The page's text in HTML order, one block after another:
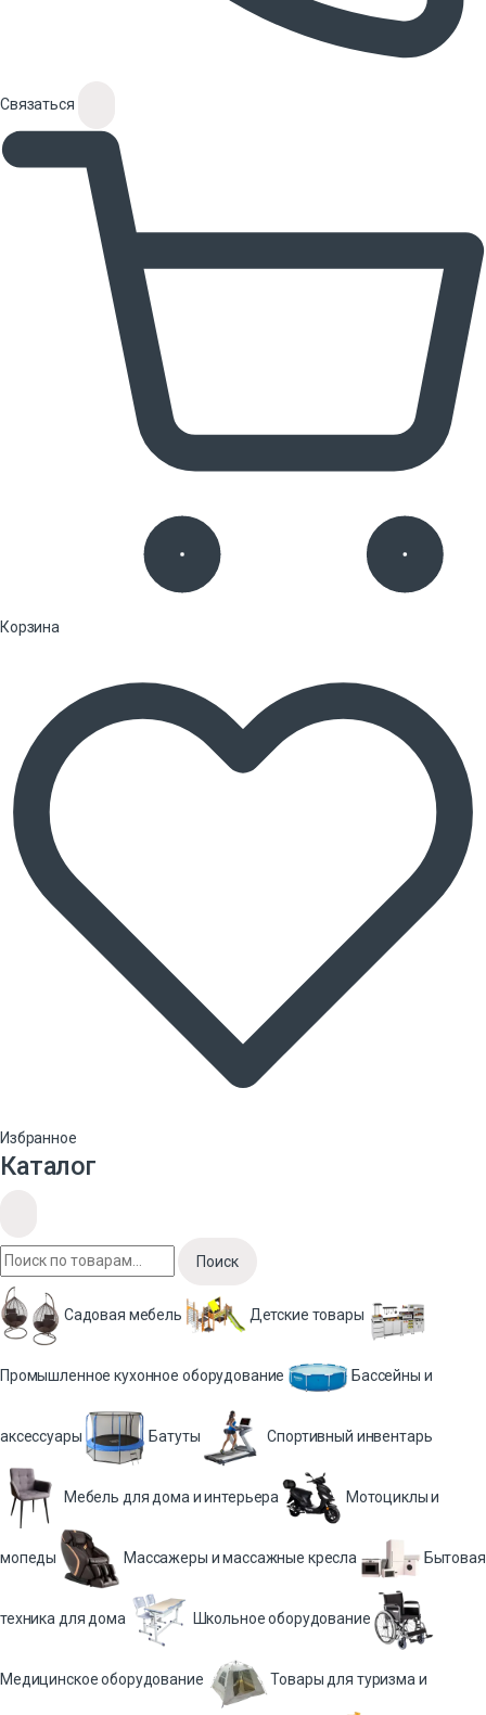
Связаться
Корзина
Избранное
Каталог
Поиск
Садовая мебель Детские товары
Промышленное кухонное оборудование Бассейны и
аксессуары Батуты Спортивный инвентарь
Мебель для дома и интерьера Мотоциклы и
мопеды Массажеры и массажные кресла Бытовая
техника для дома Школьное оборудование
Медицинское оборудование Товары для туризма и